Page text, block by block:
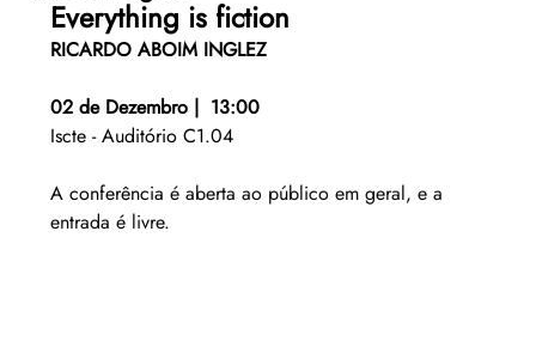
Everything is fiction
RICARDO ABOIM INGLEZ
02 de Dezembro |  13:00
Iscte - Auditório C1.04
A conferência é aberta ao público em geral, e a
entrada é livre.